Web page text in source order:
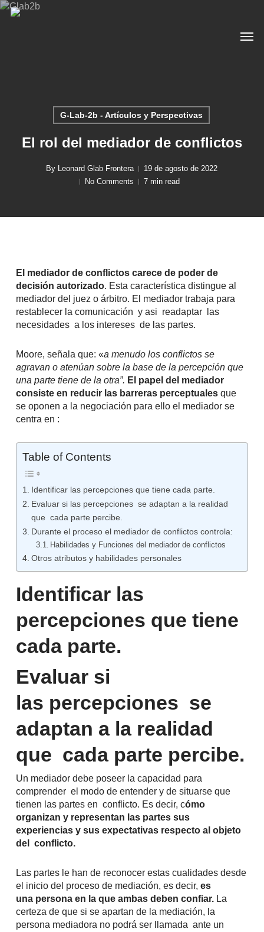
Skip
G-Lab-2b - Artículos y Perspectivas
El rol del mediador de conflictos
By Leonard Glab Frontera
19 de agosto de 2022
No Comments
7 min read
El mediador de conflictos carece de poder de
decisión autorizado. Esta característica distingue al
mediador del juez o árbitro. El mediador trabaja para
restablecer la comunicación y asi readaptar las
necesidades a los intereses de las partes.
Moore, señala que: «a menudo los conflictos se
agravan o atenúan sobre la base de la percepción que
una parte tiene de la otra”. El papel del mediador
consiste en reducir las barreras perceptualesque
se oponen a la negociación para ello el mediador se
centra en :
Table of Contents
Identificar las percepciones que tiene cada parte.
Evaluar si las percepciones se adaptan a la realidad
que cada parte percibe.
Durante el proceso el mediador de conflictos controla:
Habilidades y Funciones del mediador de conflictos
Otros atributos y habilidades personales
Identificar las
percepciones que tiene
cada parte.
Evaluar si
las percepciones se
adaptan a la realidad
que cada parte percibe.
Un mediador debe poseer la capacidad para
comprender el modo de entender y de situarse que
tienen las partes en conflicto. Es decir, cómo
organizan y representan las partes sus
experiencias y sus expectativas respecto al objeto
del
conflicto.
Las partes le han de reconocer estas cualidades desde
el inicio del proceso de mediación, es decir, es
una persona en la que ambas deben confiar. La
certeza de que si se apartan de la mediación, la
persona mediadora no podrá ser llamada ante un